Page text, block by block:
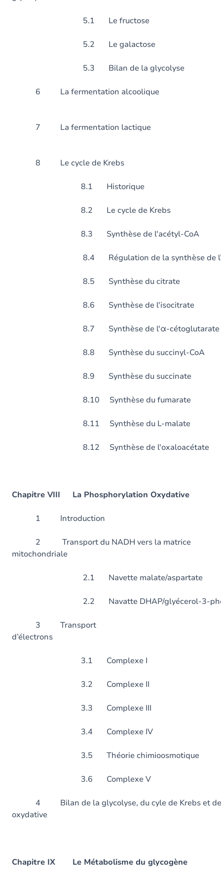
5.1 Le fructose
5.2 Le galactose
5.3 Bilan de la glycolyse
6 La fermentation
7 La fermentation
8 Le cycle de Krebs
8.1 Historique
8.2 Le cycle de Krebs
8.3 Synthèse de l'acétyl-CoA
8.4 Régulation de la synthèse de
8.5 Synthèse du citrate
8.6 Synthèse de l'isocitrate
8.7 Synthèse de l'α-cétoglutarate
8.8 Synthèse du succinyl-CoA
8.9 Synthèse du succinate
8.10 Synthèse du fumarate
8.11 Synthèse du L-malate
8.12 Synthèse de l'oxaloacétate
Chapitre VIII La Phosphorylation Oxydative
1
2 Transport du NADH vers la matrice
mitochondriale
2.1 Navette malate/aspartate
2.2 Navatte DHAP/glyécerol-3-
3 Transport
3.1 Complexe I
3.2 Complexe II
3.3 Complexe III
3.4 Complexe IV
3.5 Théorie chimioosmotique
3.6 Complexe V
4 Bilan de la glycolyse, du cyle de Krebs et de
oxydative
Chapitre IX Le Métabolisme du glycogène